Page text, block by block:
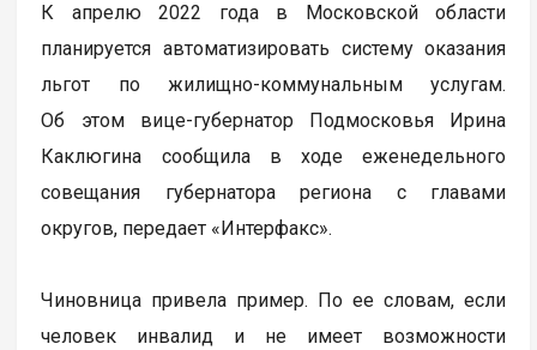
К апрелю 2022 года в Московской области
планируется автоматизировать систему оказания
льгот по жилищно-коммунальным услугам.
Об этом вице-губернатор Подмосковья Ирина
Каклюгина сообщила в ходе еженедельного
совещания губернатора региона с главами
округов, передает «Интерфакс».
Чиновница привела пример. По ее словам, если
человек инвалид и не имеет возможности